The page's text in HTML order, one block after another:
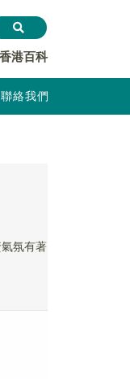
香港百科
聯絡我們
氛有著